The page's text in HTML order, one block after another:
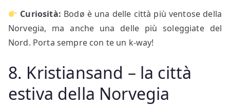
Curiosità: Bodø è una delle città più ventose della
Norvegia, ma anche una delle più soleggiate del
Nord. Porta sempre con te un k-way!
8. Kristiansand – la città
estiva della Norvegia